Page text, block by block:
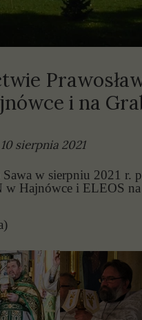
i na
10 sierpnia 2021
w sierpniu 2021 r.
Hajnówce i ELEOS